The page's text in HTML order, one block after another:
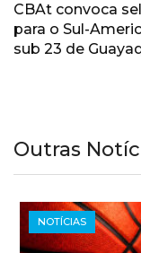
CBAt convoca
para o Sul-
sub 23 de
Outras
NOTÍCIAS